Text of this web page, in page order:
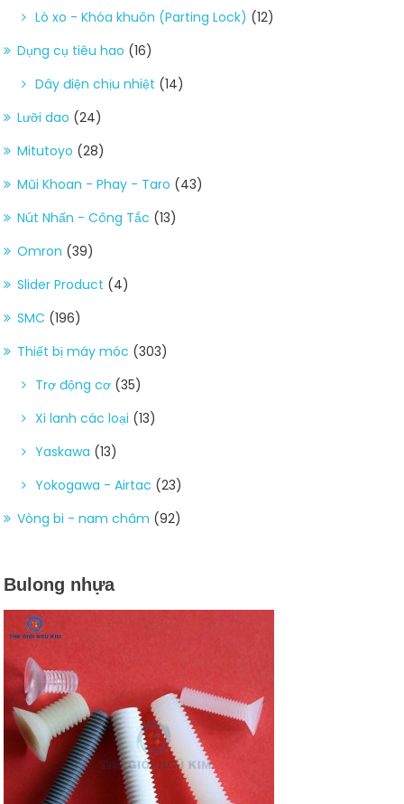
Lò xo - Khóa khuôn (Parting Lock) (12)
Dụng cụ tiêu hao (16)
Dây điện chịu nhiệt (14)
Lưỡi dao (24)
Mitutoyo (28)
Mũi Khoan - Phay - Taro (43)
Nút Nhấn - Công Tắc (13)
Omron (39)
Slider Product (4)
SMC (196)
Thiết bị máy móc (303)
Trợ động cơ (35)
Xi lanh các loại (13)
Yaskawa (13)
Yokogawa - Airtac (23)
Vòng bi - nam châm (92)
Bulong nhựa